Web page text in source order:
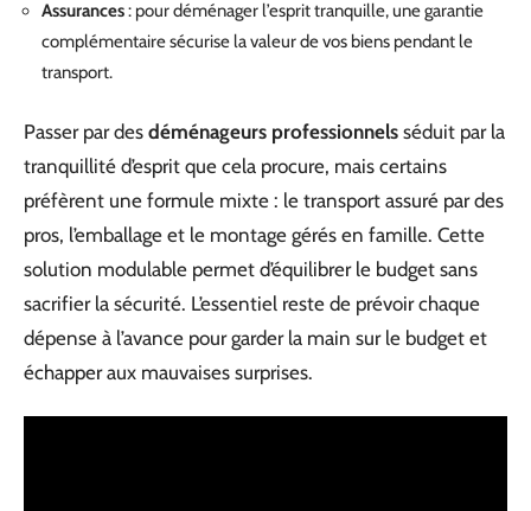
Assurances: pour déménager l’esprit tranquille, une garantie
complémentaire sécurise la valeur de vos biens pendant le
transport.
Passer par des déménageurs professionnels séduit par la
tranquillité d’esprit que cela procure, mais certains
préfèrent une formule mixte : le transport assuré par des
pros, l’emballage et le montage gérés en famille. Cette
solution modulable permet d’équilibrer le budget sans
sacrifier la sécurité. L’essentiel reste de prévoir chaque
dépense à l’avance pour garder la main sur le budget et
échapper aux mauvaises surprises.